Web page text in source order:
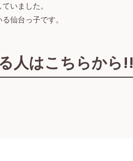
いました。
仙台っ子です。
人はこちらから!!